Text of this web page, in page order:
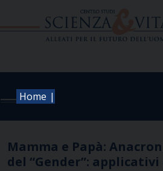
Home |
Mamma e Papà:
del “Gender”: applicativi